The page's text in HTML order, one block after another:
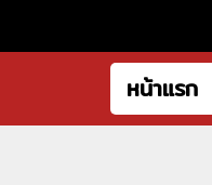
หน้าแรก